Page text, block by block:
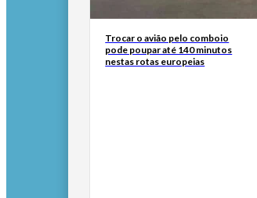
Trocar o avião pelo comboio
pode poupar até 140 minutos
nestas rotas europeias